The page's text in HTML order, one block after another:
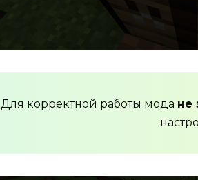
Для корректной работы мода не